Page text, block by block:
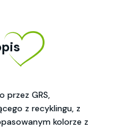
przez GRS,
z recyklingu, z
kolorze z